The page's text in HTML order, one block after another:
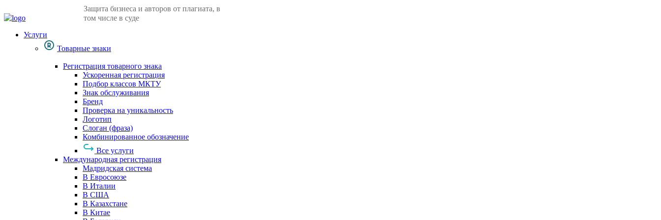
Защита бизнеса и авторов от плагиата, в
том числе в суде
Услуги
Товарные знаки
Регистрация товарного знака
Ускоренная регистрация
Подбор классов МКТУ
Знак обслуживания
Бренд
Проверка на уникальность
Логотип
Слоган (фраза)
Комбинированное обозначение
Все услуги
Международная регистрация
Мадридская система
В Евросоюзе
В Италии
В США
В Казахстане
В Китае